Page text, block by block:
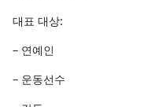
대표 대상:
– 연예인
– 운동선수